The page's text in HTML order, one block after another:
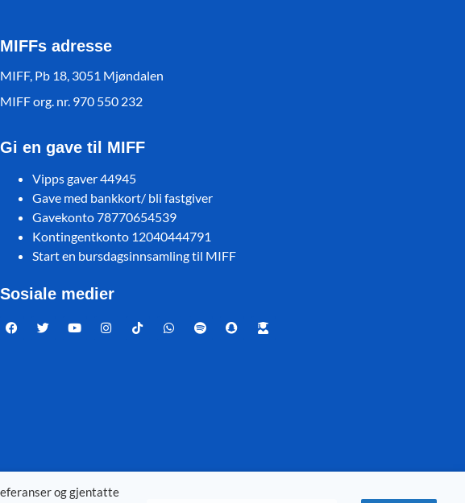
MIFFs adresse
MIFF, Pb 18, 3051 Mjøndalen
MIFF org. nr. 970 550 232
Gi en gave til MIFF
Vipps gaver 44945
Gave med bankkort/ bli fastgiver
Gavekonto 78770654539
Kontingentkonto 12040444791
Start en bursdagsinnsamling til MIFF
Sosiale medier
og gjentatte